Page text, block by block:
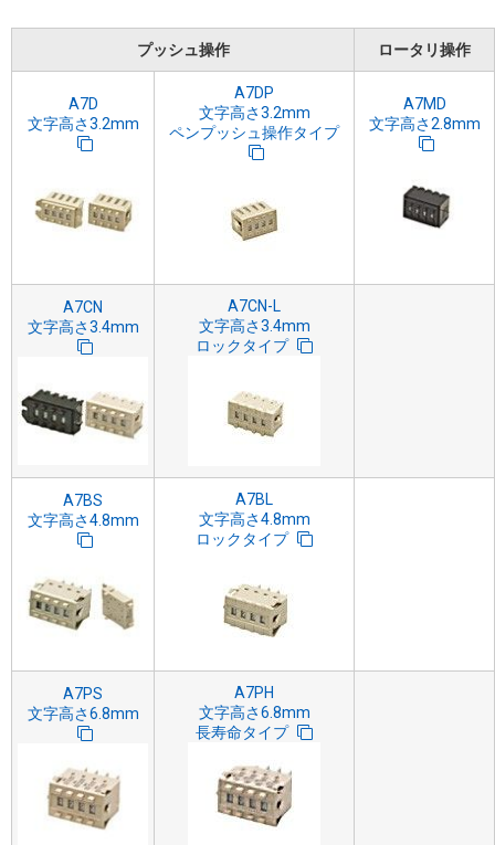
プッシュ操作 ロータリ操作
A7D
文字高さ3.2mm
A7DP
文字高さ3.2mm
ペンプッシュ操作タイプ
A7MD
文字高さ2.8mm
A7CN
文字高さ3.4mm
A7CN-L
文字高さ3.4mm
ロックタイプ
A7BS
文字高さ4.8mm
A7BL
文字高さ4.8mm
ロックタイプ
A7PS
文字高さ6.8mm
A7PH
文字高さ6.8mm
長寿命タイプ